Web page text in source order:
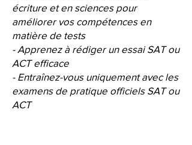
écriture et en sciences pour
améliorer vos compétences en
matière de tests
- Apprenez à rédiger un essai SAT ou
ACT efficace
- Entraînez-vous uniquement avec les
examens de pratique officiels SAT ou
ACT